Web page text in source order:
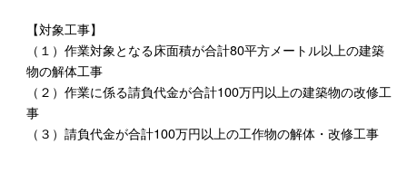
【対象工事】
（１）作業対象となる床面積が合計80平方メートル以上の建築
物の解体工事
（２）作業に係る請負代金が合計100万円以上の建築物の改修工
事
（３）請負代金が合計100万円以上の工作物の解体・改修工事